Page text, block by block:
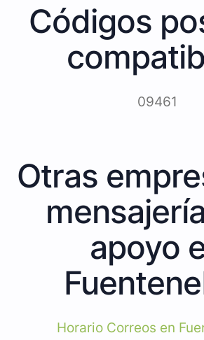
Códigos
09461
Otras
apoyo
Horario Correos en